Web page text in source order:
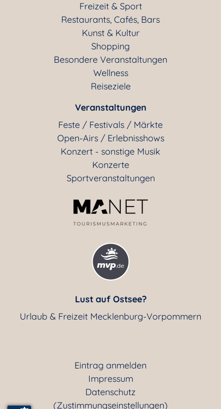
Freizeit & Sport
Restaurants, Cafés, Bars
Kunst & Kultur
Shopping
Besondere Veranstaltungen
Wellness
Reiseziele
Veranstaltungen
Feste / Festivals / Märkte
Open-Airs / Erlebnisshows
Konzert - sonstige Musik
Konzerte
Sportveranstaltungen
Lust auf Ostsee?
Urlaub & Freizeit Mecklenburg-Vorpommern
Eintrag anmelden
Impressum
Datenschutz
(Zustimmungseinstellungen)